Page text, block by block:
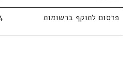
פרסום לתוקף ברשומות